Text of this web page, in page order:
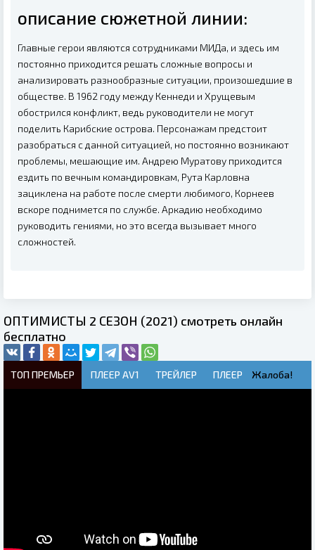
описание сюжетной линии:
Главные герои являются сотрудниками МИДа, и здесь им
постоянно приходится решать сложные вопросы и
анализировать разнообразные ситуации, произошедшие в
обществе. В 1962 году между Кеннеди и Хрущевым
обострился конфликт, ведь руководители не могут
поделить Карибские острова. Персонажам предстоит
разобраться с данной ситуацией, но постоянно возникают
проблемы, мешающие им. Андрею Муратову приходится
ездить по вечным командировкам, Рута Карловна
зациклена на работе после смерти любимого, Корнеев
вскоре поднимется по службе. Аркадию необходимо
руководить гениями, но это всегда вызывает много
сложностей.
ОПТИМИСТЫ 2 СЕЗОН (2021) смотреть онлайн
бесплатно
ТОП ПРЕМЬЕР ПЛЕЕР AV1 ТРЕЙЛЕР ПЛЕЕР Жалоба!